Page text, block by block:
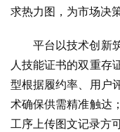
求热力图，为市场决
平台以技术创新
人技能证书的双重存
型根据履约率、用户
术确保供需精准触达
工序上传图文记录方